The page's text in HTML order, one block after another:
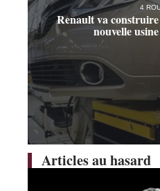
4
Renault va
nouvelle
Articles au hasard